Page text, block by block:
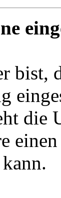
bist,
die